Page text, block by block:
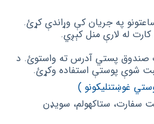
په جریان کې وړاندې کړئ.
له لارې منل کېږي.
صندوق پستي آدرس ته واستوئ. د
ثبت شوې پوستې استفاده وکړئ.
غوښتنلیکونو )
سفارت، ستاکهولم، سویډن